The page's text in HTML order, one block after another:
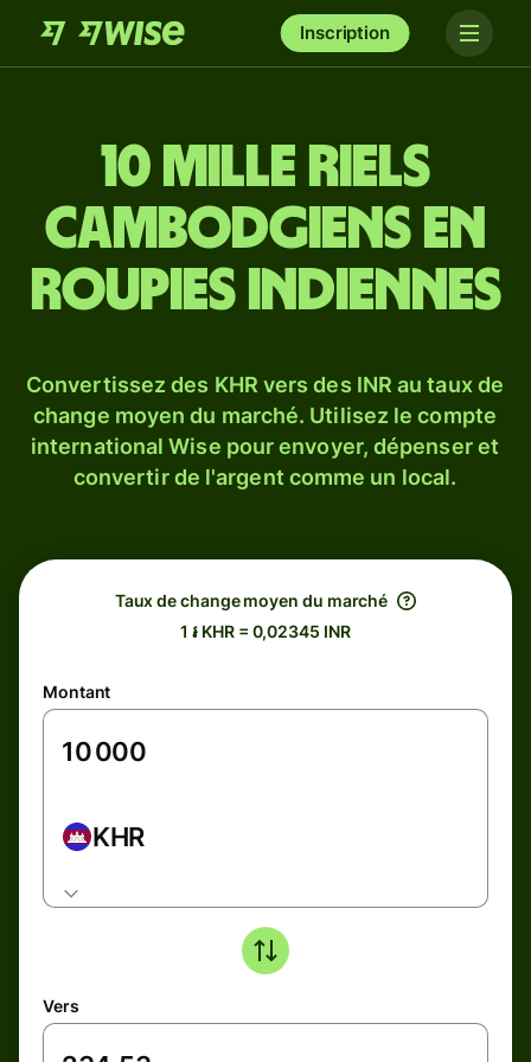
Inscription
10 mille riels
cambodgiens en
roupies indiennes
Convertissez des KHR vers des INR au taux de
change moyen du marché. Utilisez le compte
international Wise pour envoyer, dépenser et
convertir de l'argent comme un local.
Taux de change moyen du marché
1 ៛ KHR = 0,02345 INR
Montant
KHR
Vers